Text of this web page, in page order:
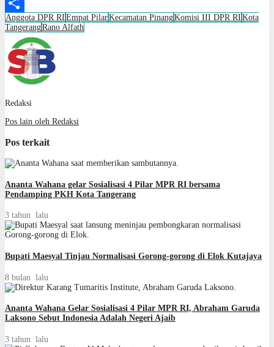
WhatsApp
Share
Anggota DPR RI Empat PilarKecamatan PinangKomisi III DPR RI Kota
TangerangRano Alfath
Redaksi
Pos lain oleh Redaksi
Pos terkait
Ananta Wahana gelar Sosialisasi 4 Pilar MPR RI bersama
Pendamping PKH Kota Tangerang
3 tahun lalu
Bupati Maesyal Tinjau Normalisasi Gorong-gorong di Elok Kutajaya
8 bulan lalu
Ananta Wahana Gelar Sosialisasi 4 Pilar MPR RI, Abraham Garuda
Laksono Sebut Indonesia Adalah Negeri Ajaib
3 tahun lalu